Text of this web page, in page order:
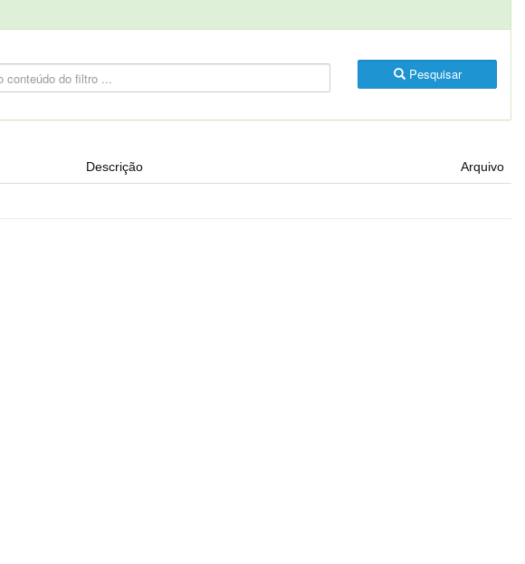
Pesquisar
Descrição Arquivo